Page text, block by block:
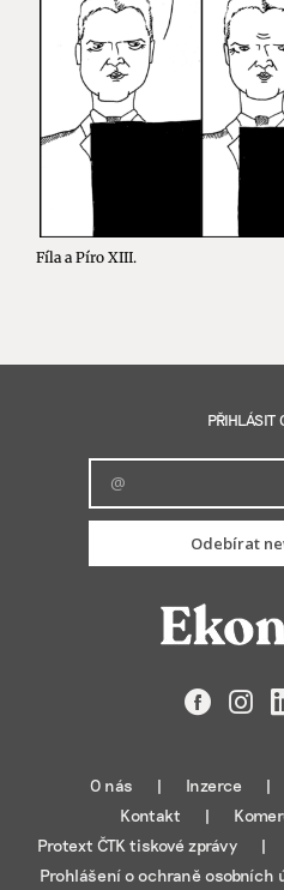
Fíla a Píro XIII.
PŘIHLÁSIT
Odebírat
O nás Inzerce
Kontakt
Protext ČTK tiskové zprávy
Prohlášení o ochraně osobních